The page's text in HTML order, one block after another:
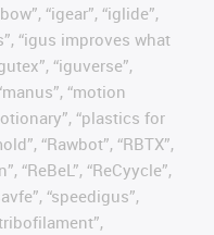
“igear”, “iglide”,
“igus improves what
“iguverse”,
“motion
“plastics for
“Rawbot”, “RBTX”,
“ReBeL”, “ReCyycle”,
“speedigus”,